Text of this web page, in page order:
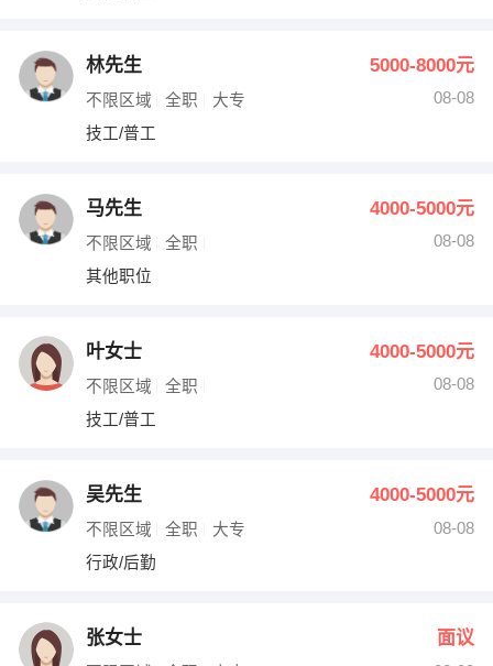
林先生 5000-8000元
不限区域 全职 大专
08-08
技工/普工
马先生 4000-5000元
不限区域 全职
08-08
其他职位
叶女士 4000-5000元
不限区域 全职
08-08
技工/普工
吴先生 4000-5000元
不限区域 全职 大专
08-08
行政/后勤
张女士 面议